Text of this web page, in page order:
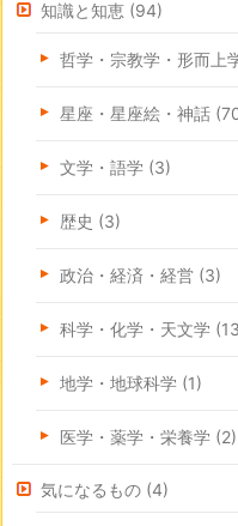
知識と知恵 (94)
哲学・宗教学・形而上
星座・星座絵・神話
文学・語学 (3)
歴史 (3)
政治・経済・経営 (3)
科学・化学・天文学
地学・地球科学 (1)
医学・薬学・栄養学 (2)
気になるもの (4)